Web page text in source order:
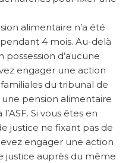
alimentaire n’a été
pendant 4 mois. Au-delà
possession d’aucune
engager une action
du tribunal de
pension alimentaire
Si vous êtes en
justice ne fixant pas de
engager une action
justice auprès du même